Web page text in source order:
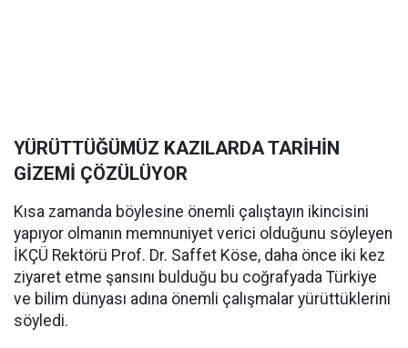
YÜRÜTTÜĞÜMÜZ KAZILARDA TARİHİN
GİZEMİ ÇÖZÜLÜYOR
Kısa zamanda böylesine önemli çalıştayın ikincisini
yapıyor olmanın memnuniyet verici olduğunu söyleyen
İKÇÜ Rektörü Prof. Dr. Saffet Köse, daha önce iki kez
ziyaret etme şansını bulduğu bu coğrafyada Türkiye
ve bilim dünyası adına önemli çalışmalar yürüttüklerini
söyledi.